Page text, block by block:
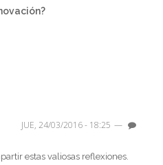
JUE, 24/03/2016 - 18:25 —
estas valiosas reflexiones.